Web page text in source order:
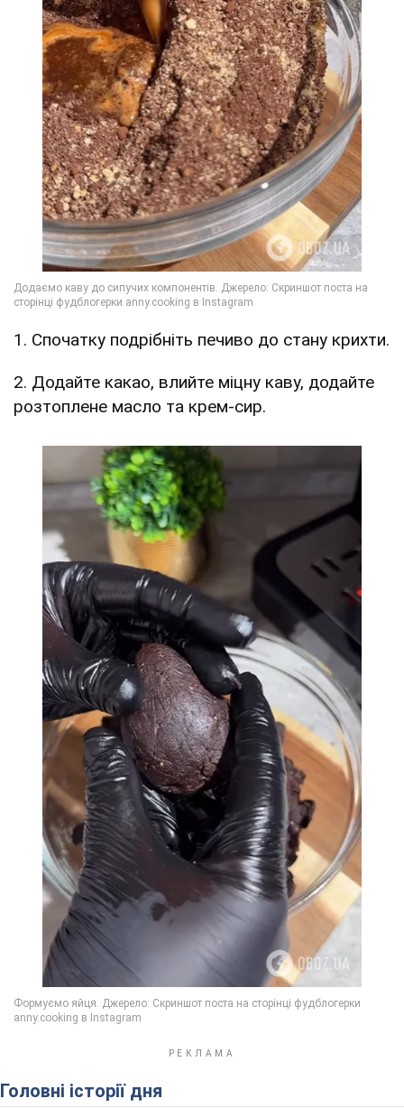
1. Спочатку подрібніть печиво до стану крихти.
2. Додайте какао, влийте міцну каву, додайте
розтоплене масло та крем-сир.
Головні історії дня